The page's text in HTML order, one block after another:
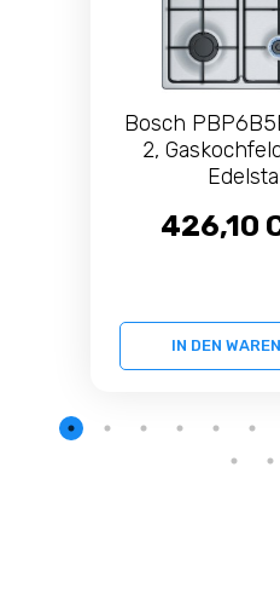
Bosch
2,
426,10
IN DEN